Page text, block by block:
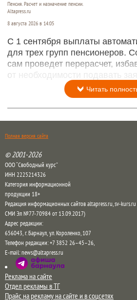
Пенсия. Расчет и назначение пенсии.
Altapress.ru
8 августа 2026 в 14:05
С 1 сентября выплаты
для трех групп пенсионеров.
сам проведет перерасчет,
от необходимости подавать
Читать
Полная версия сайта
© 2001-2026
ООО “Свободный курс”
ИНН 2225214326
Категория информационной
продукции 18+
Редакция информационных сайтов altapress.ru, sv-kurs.ru
СМИ Эл №77-70984 от 13.09.2017)
Адрес редакции:
656043,г. Барнаул,ул. Короленко, 107
Телефон редакции:+7 3852 26–45–26,
E-mail:news@altapress.ru
Реклама на сайте
Отдел рекламы в ТГ
Прайс на рекламу на сайте и в соцсетях